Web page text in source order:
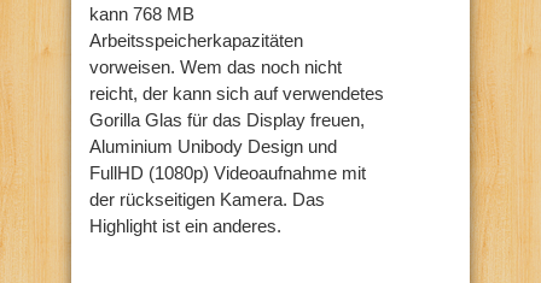
kann 768 MB
Arbeitsspeicherkapazitäten
vorweisen. Wem das noch nicht
reicht, der kann sich auf verwendetes
Gorilla Glas für das Display freuen,
Aluminium Unibody Design und
FullHD (1080p) Videoaufnahme mit
der rückseitigen Kamera. Das
Highlight ist ein anderes.